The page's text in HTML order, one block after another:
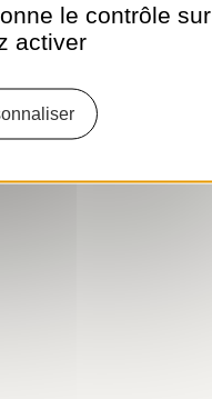
le contrôle sur
activer